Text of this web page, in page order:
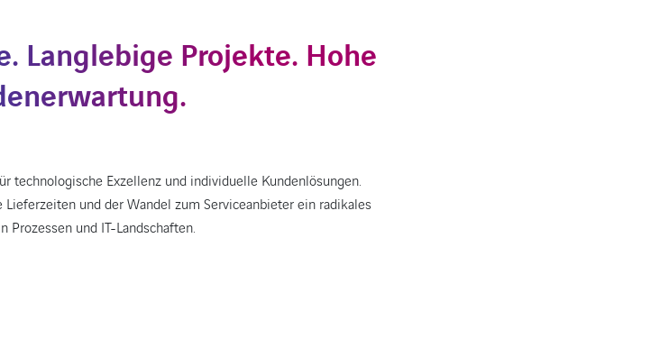
Langlebige Projekte. Hohe
technologische Exzellenz und individuelle Kundenlösungen.
und der Wandel zum Serviceanbieter ein radikales
Prozessen und IT-Landschaften.